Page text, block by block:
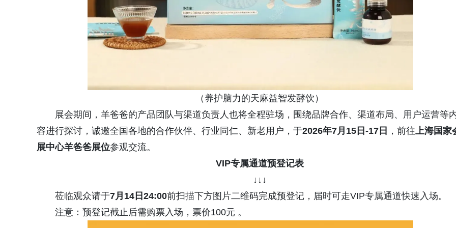
（养护脑力的天麻益智发酵饮）
展会期间，羊爸爸的产品团队与渠道负责人也将全程驻场，围绕品牌合作、渠道布局、用户运营等
容进行探讨，诚邀全国各地的合作伙伴、行业同仁、新老用户，于2026年7月15日-17日 ，前往上海国家
展中心羊爸爸展位参观交流。
VIP专属通道预登记表
↓↓↓
莅临观众请于7月14日24:00前扫描下方图片二维码完成预登记，届时可走VIP专属通道快速入场。
注意：预登记截止后需购票入场，票价100元 。